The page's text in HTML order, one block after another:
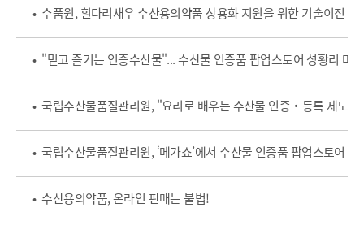
• 수품원, 흰다리새우 수산용의약품 상용화 지원을 위한 기술이전 설
• "믿고 즐기는 인증수산물"... 수산물 인증품 팝업스토어 성황리 마
• 국립수산물품질관리원, ‘메가쇼’에서 수산물 인증품 팝업스토어 운
• 수산용의약품, 온라인 판매는 불법!